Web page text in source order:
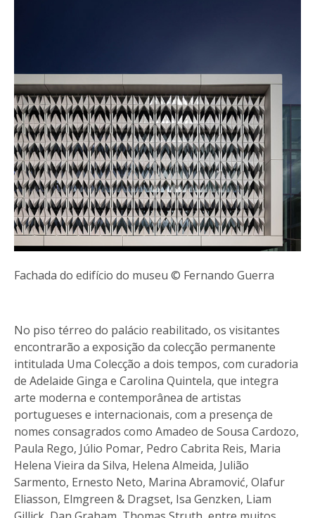
Fachada do edifício do museu © Fernando Guerra
No piso térreo do palácio reabilitado, os visitantes
encontrarão a exposição da colecção permanente
intitulada Uma Colecção a dois tempos, com curadoria
de Adelaide Ginga e Carolina Quintela, que integra
arte moderna e contemporânea de artistas
portugueses e internacionais, com a presença de
nomes consagrados como Amadeo de Sousa Cardozo,
Paula Rego, Júlio Pomar, Pedro Cabrita Reis, Maria
Helena Vieira da Silva, Helena Almeida, Julião
Sarmento, Ernesto Neto, Marina Abramović, Olafur
Eliasson, Elmgreen & Dragset, Isa Genzken, Liam